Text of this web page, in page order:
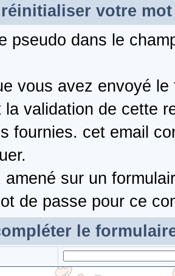
votre mot
pseudo dans le
vous avez envoyé
la validation de cette
fournies. cet email
amené sur un
de passe pour ce
le